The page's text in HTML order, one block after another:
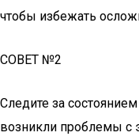
чтобы избежать
СОВЕТ №2
Следите за
возникли проблемы с